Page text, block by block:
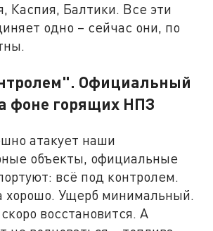
Каспия, Балтики. Все эти
одно – сейчас они, по
Официальный
фоне горящих НПЗ
атакует наши
объекты, официальные
всё под контролем.
хорошо. Ущерб минимальный.
восстановится. А